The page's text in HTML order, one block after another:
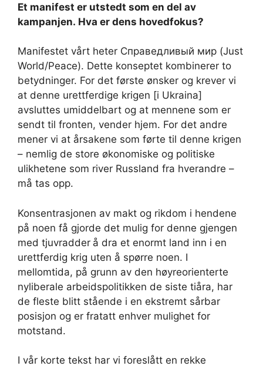
Et manifest er utstedt som en del av
kampanjen. Hva er dens hovedfokus?
Manifestet vårt heter Справедливый мир (Just
World/Peace). Dette konseptet kombinerer to
betydninger. For det første ønsker og krever vi
at denne urettferdige krigen [i Ukraina]
avsluttes umiddelbart og at mennene som er
sendt til fronten, vender hjem. For det andre
mener vi at årsakene som førte til denne krigen
– nemlig de store økonomiske og politiske
ulikhetene som river Russland fra hverandre –
må tas opp.
Konsentrasjonen av makt og rikdom i hendene
på noen få gjorde det mulig for denne gjengen
med tjuvradder å dra et enormt land inn i en
urettferdig krig uten å spørre noen. I
mellomtida, på grunn av den høyreorienterte
nyliberale arbeidspolitikken de siste tiåra, har
de fleste blitt stående i en ekstremt sårbar
posisjon og er fratatt enhver mulighet for
motstand.
I vår korte tekst har vi foreslått en rekke